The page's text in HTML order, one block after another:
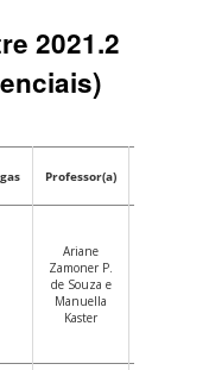
2021.2
Professor(a)
Ariane
Zamoner P.
de Souza e
Manuella
Kaster